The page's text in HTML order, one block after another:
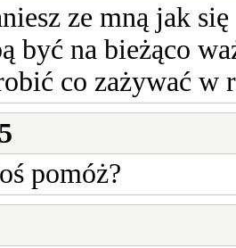
ze mną jak
być na bieżąco
co zażywać w
pomóż?